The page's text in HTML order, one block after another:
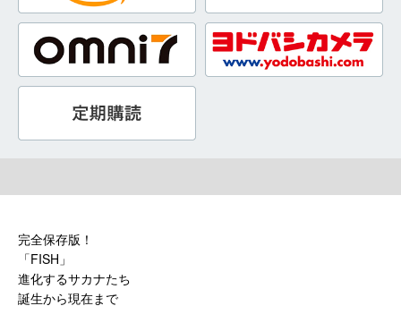
完全保存版！
「FISH」
進化するサカナたち
誕生から現在まで